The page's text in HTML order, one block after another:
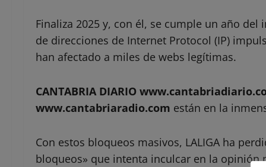
Finaliza 2025 y, con él, se cumple un año
de direcciones de Internet Protocol (IP)
han afectado a miles de webs legítimas.
CANTABRIA DIARIO
www.cantabriaradio.com están en la
Con estos bloqueos masivos, LALIGA ha
bloqueos» que intenta inculcar en la opinión